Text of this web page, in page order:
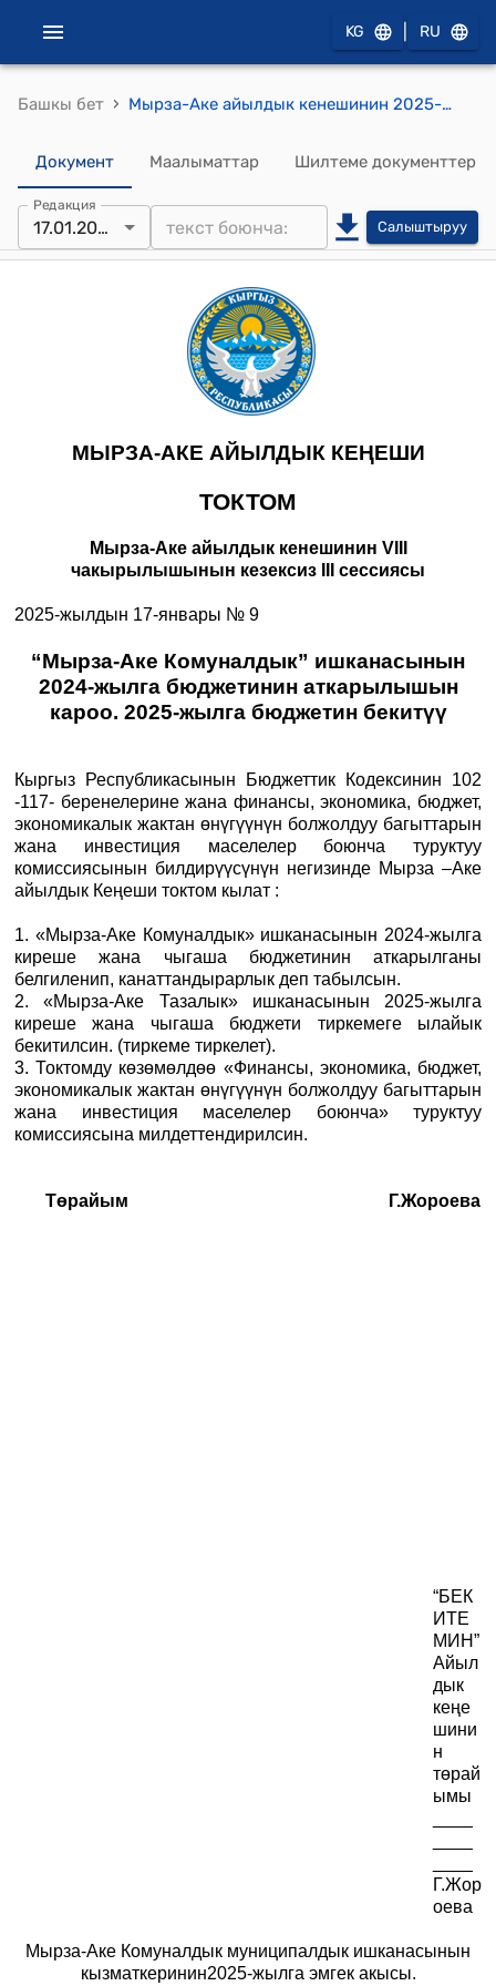
KG RU
Башкы бет › Мырза-Аке айылдык кенешинин 2025-жылдын 17-январы № 9 “Мырза-Аке Комуналдык” ишканасынын 2024-жылга бюджетинин аткарылышын кароо. 2025-жылга бюджетин бекитүү жөнүндө токтому
Документ Маалыматтар Шилтеме документтер
Редакция
17.01.2025 Салыштыруу